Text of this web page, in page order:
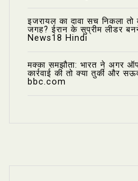
इजरायल का दावा सच निकला
जगह? ईरान के सुप्रीम लीडर
News18 Hindi
मक्का समझौता: भारत ने अगर
कार्रवाई की तो क्या तुर्की और
bbc.com